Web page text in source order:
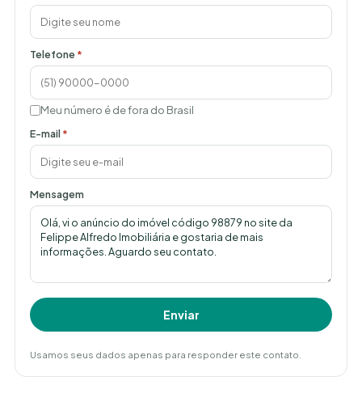
Telefone*
Meu número é de fora do Brasil
E-mail*
Mensagem
Enviar
Usamos seus dados apenas para responder este contato.